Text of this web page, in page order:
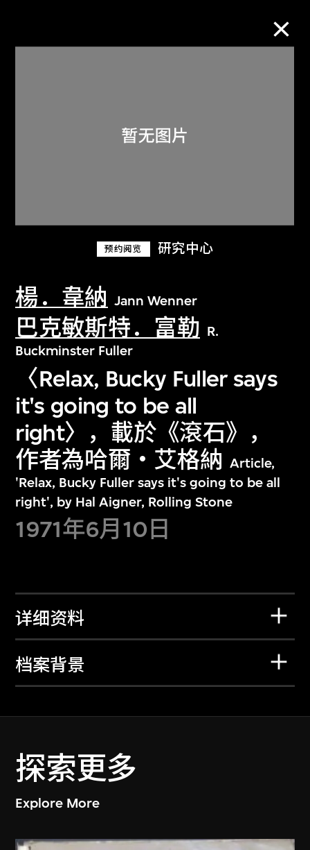
预约阅览 研究中心
楊．韋納 Jann Wenner
巴克敏斯特．富勒 R.
Buckminster Fuller
〈Relax, Bucky Fuller says
it's going to be all
right〉，載於《滾石》，
作者為哈爾‧艾格納 Article,
'Relax, Bucky Fuller says it's going to be all
right', by Hal Aigner, Rolling Stone
1971年6月10日
详细资料
档案背景
探索更多
Explore More
关于M+藏品
探索世界顶级的二十及二十一世纪视觉
文化藏品。